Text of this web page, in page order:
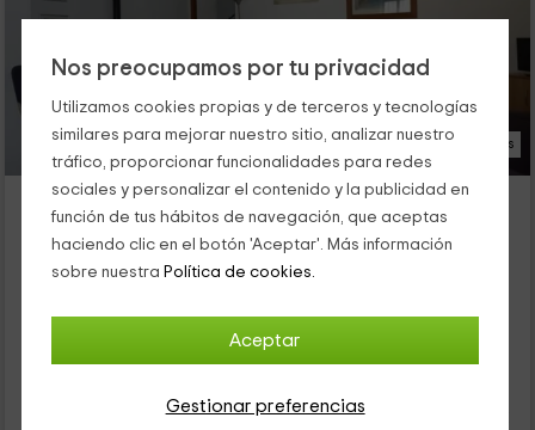
Nos preocupamos por tu privacidad
Utilizamos cookies propias y de terceros y tecnologías
similares para mejorar nuestro sitio, analizar nuestro
tráfico, proporcionar funcionalidades para redes
sociales y personalizar el contenido y la publicidad en
función de tus hábitos de navegación, que aceptas
haciendo clic en el botón 'Aceptar'. Más información
sobre nuestra Política de cookies.
Aceptar
Gestionar preferencias
15 Fotos
Casa Aitana
Alojamiento ubicado a 4.7km de Facheca
Alquiler íntegro
4 habitaciones
4 baños